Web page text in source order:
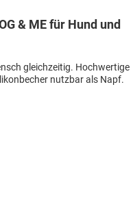
& ME für Hund und
gleichzeitig. Hochwertige
nutzbar als Napf.